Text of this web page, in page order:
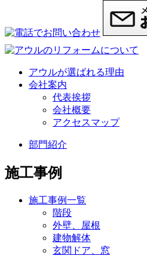
アウルが選ばれる理由
会社案内
代表挨拶
会社概要
アクセスマップ
部門紹介
施工事例
施工事例一覧
階段
外壁、屋根
建物解体
玄関ドア、窓